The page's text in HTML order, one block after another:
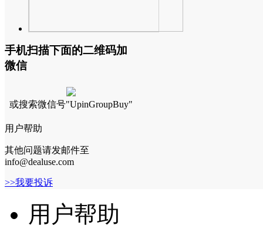
手机扫描下面的二维码加
微信
或搜索微信号"UpinGroupBuy"
用户帮助
其他问题请发邮件至
info@dealuse.com
>>我要投诉
用户帮助